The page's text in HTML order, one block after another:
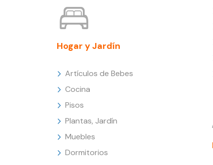
Hogar y Jardín
Artículos de Bebes
Cocina
Pisos
Plantas, Jardín
Muebles
Dormitorios